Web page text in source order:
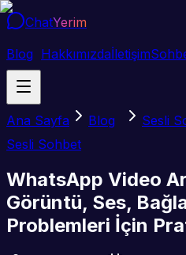
ChatYerim
Blog Hakkımızdaİletişim
Ana Sayfa Blog
Sesli
Sesli Sohbet
WhatsApp Video
Görüntü, Ses,
Problemleri İçin